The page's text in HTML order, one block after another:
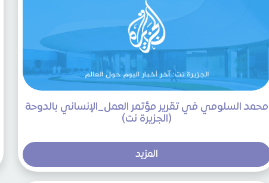
محمد السلومي في تقرير مؤتمر العمل_الإنساني بالدوحة
(الجزيرة نت)
المزيد